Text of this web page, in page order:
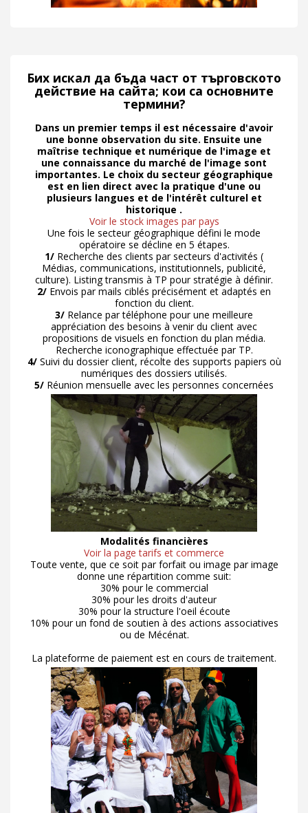
Бих искал да бъда част от търговското
действие на сайта; кои са основните
термини?
Dans un premier temps il est nécessaire d'avoir
une bonne observation du site. Ensuite une
maîtrise technique et numérique de l'image et
une connaissance du marché de l'image sont
importantes. Le choix du secteur géographique
est en lien direct avec la pratique d'une ou
plusieurs langues et de l'intérêt culturel et
historique .
Voir le stock images par pays
Une fois le secteur géographique défini le mode
opératoire se décline en 5 étapes.
1/ Recherche des clients par secteurs d'activités (
Médias, communications, institutionnels, publicité,
culture). Listing transmis à TP pour stratégie à définir.
2/ Envois par mails ciblés précisément et adaptés en
fonction du client.
3/ Relance par téléphone pour une meilleure
appréciation des besoins à venir du client avec
propositions de visuels en fonction du plan média.
Recherche iconographique effectuée par TP.
4/Suivi du dossier client, récolte des supports papiers où
numériques des dossiers utilisés.
5/ Réunion mensuelle avec les personnes concernées
Modalités financières
Voir la page tarifs et commerce
Toute vente, que ce soit par forfait ou image par image
donne une répartition comme suit:
30% pour le commercial
30% pour les droits d'auteur
30% pour la structure l'oeil écoute
10% pour un fond de soutien à des actions associatives
ou de Mécénat.
La plateforme de paiement est en cours de traitement.